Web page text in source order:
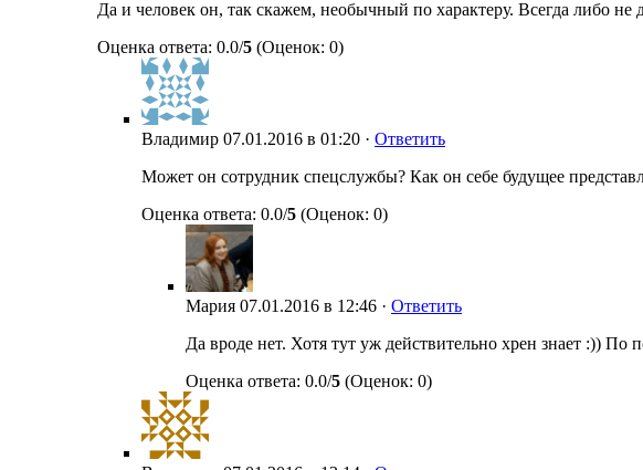
Да и человек он, так скажем, необычный по характеру. Всегда либо
Оценка ответа: 0.0/5 (Оценок: 0)
Владимир 07.01.2016 в 01:20 · Ответить
Может он сотрудник спецслужбы? Как он себе будущее
Оценка ответа: 0.0/5 (Оценок: 0)
Мария 07.01.2016 в 12:46 · Ответить
Да вроде нет. Хотя тут уж действительно хрен знает :)) По
Оценка ответа: 0.0/5 (Оценок: 0)